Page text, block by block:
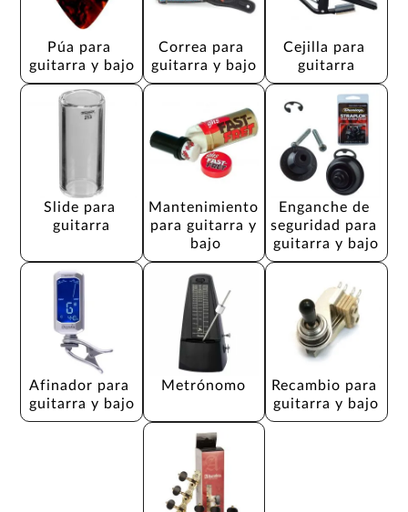
Púa para
guitarra y bajo
Correa para
guitarra y bajo
Cejilla para
guitarra
Slide para
guitarra
Mantenimiento
para guitarra y
bajo
Enganche de
seguridad para
guitarra y bajo
Afinador para
guitarra y bajo
Metrónomo
Recambio para
guitarra y bajo